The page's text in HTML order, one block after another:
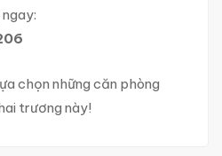
chọn những căn phòng
trương này!